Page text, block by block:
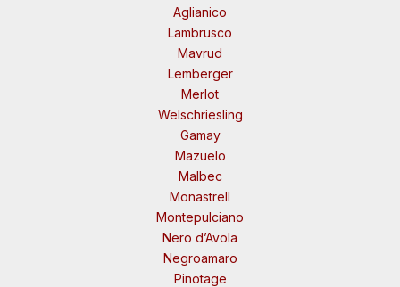
Aglianico
Lambrusco
Mavrud
Lemberger
Merlot
Welschriesling
Gamay
Mazuelo
Malbec
Monastrell
Montepulciano
Nero d’Avola
Negroamaro
Pinotage